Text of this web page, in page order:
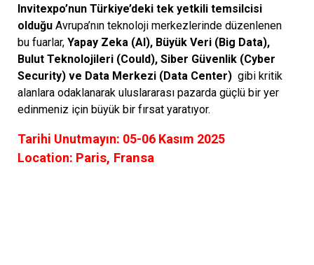
Invitexpo’nun Türkiye’deki tek yetkili temsilcisi
olduğu Avrupa’nın teknoloji merkezlerinde düzenlenen
bu fuarlar, Yapay Zeka (AI), Büyük Veri (Big Data),
Bulut Teknolojileri (Could), Siber Güvenlik (Cyber
Security) ve Data Merkezi (Data Center) gibi kritik
alanlara odaklanarak uluslararası pazarda güçlü bir yer
edinmeniz için büyük bir fırsat yaratıyor.
Tarihi Unutmayın: 05-06 Kasım 2025
Location: Paris, Fransa